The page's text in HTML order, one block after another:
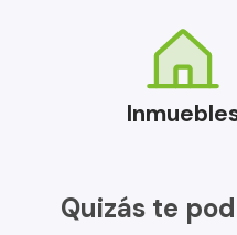
Quizás te